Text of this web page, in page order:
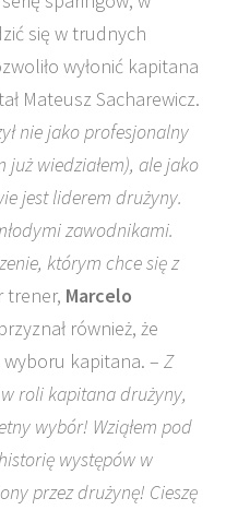
się w trudnych
wyłonić kapitana
Mateusz Sacharewicz.
nie jako profesjonalny
wiedziałem), ale jako
jest liderem drużyny.
zawodnikami.
którym chce się z
trener, Marcelo
również, że
wyboru kapitana. – Z
roli kapitana drużyny,
wybór! Wziąłem pod
występów w
przez drużynę! Cieszę